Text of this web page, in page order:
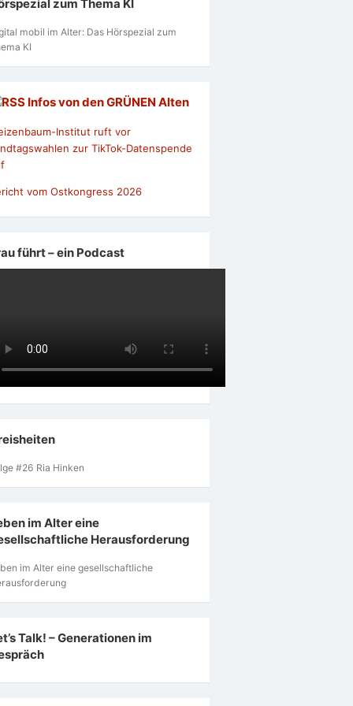
zum Thema KI
mobil im Alter: Das Hörspezial zum
KI
Infos von den GRÜNEN Alten
Institut ruft vor
zur TikTok-Datenspende
vom Ostkongress 2026
führt – ein Podcast
#26 Ria Hinken
im Alter eine
Herausforderung
im Alter eine gesellschaftliche
Talk! – Generationen im